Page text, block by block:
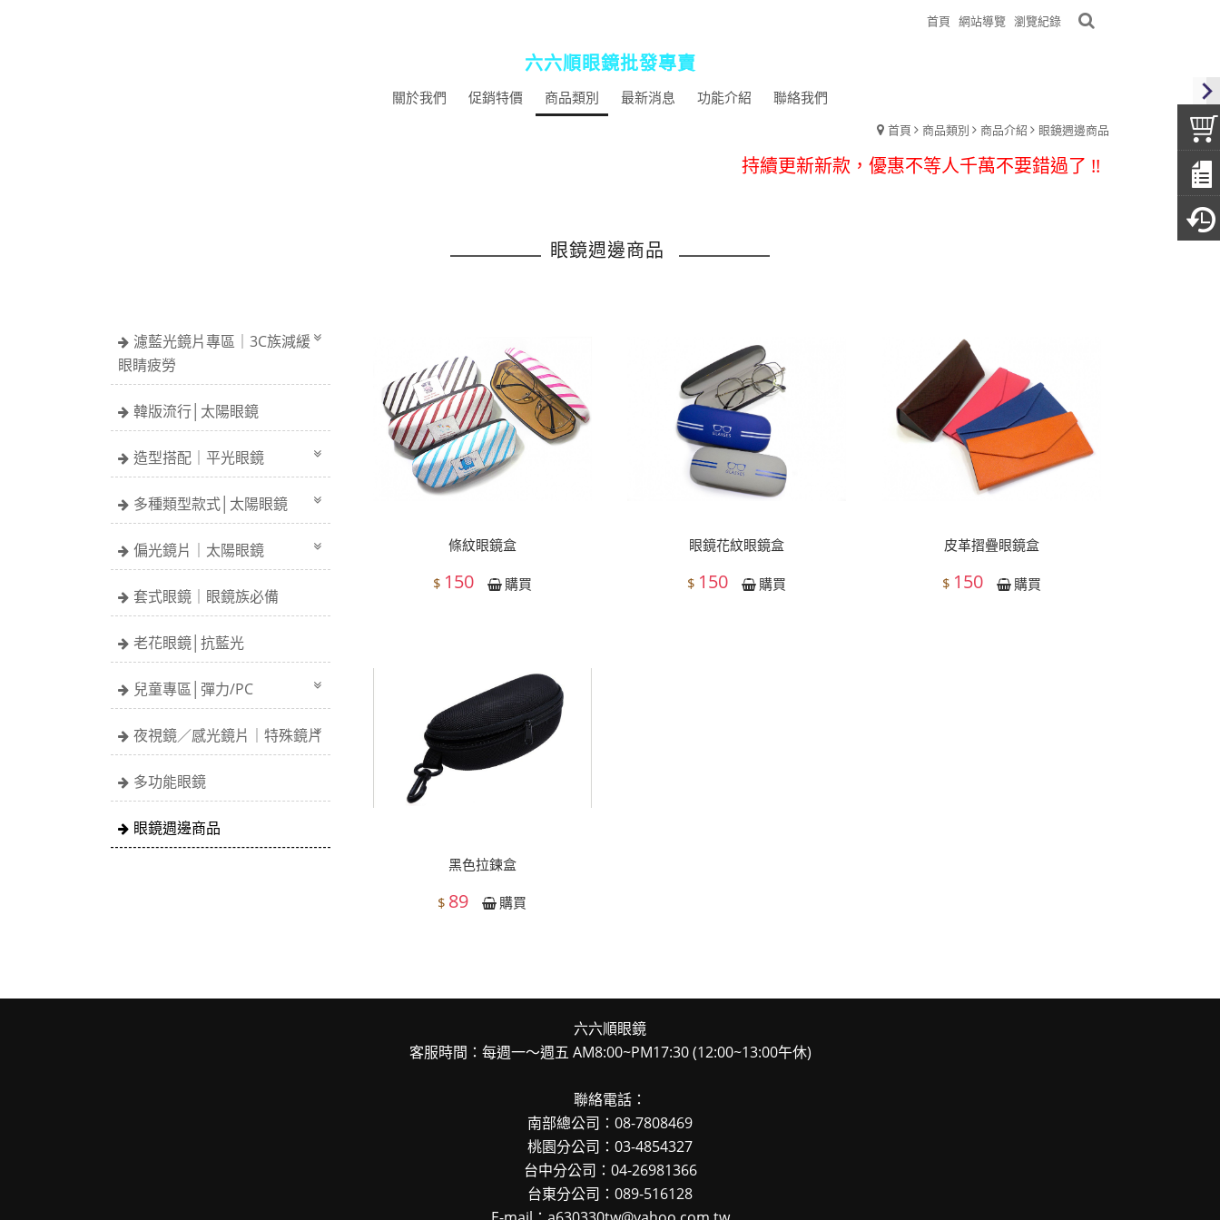
首頁 網站導覽 瀏覽紀錄
六六順眼鏡批發專賣
關於我們 促銷特價 商品類別 最新消息 功能介紹 聯絡我們
首頁 商品類別 商品介紹 眼鏡週邊商品
促銷100元老花~購買三隻免運費~超優惠
持續更新新款，優惠不等人千萬不要錯過了 !!
提供商店批發，亦有眼鏡架等等可供參考
活動快閃~即刻起消費滿$500免運哦
購買眼鏡附贈眼鏡布及眼鏡袋
提供商店批發，亦有眼鏡架等等可供參考
眼鏡週邊商品
濾藍光鏡片專區｜3C族減緩
眼睛疲勞
韓版流行│太陽眼鏡
造型搭配｜平光眼鏡
多種類型款式│太陽眼鏡
偏光鏡片｜太陽眼鏡
套式眼鏡｜眼鏡族必備
老花眼鏡│抗藍光
兒童專區│彈力/PC
夜視鏡／感光鏡片｜特殊鏡片
多功能眼鏡
眼鏡週邊商品
條紋眼鏡盒
$ 150 購買
眼鏡花紋眼鏡盒
$ 150 購買
皮革摺疊眼鏡盒
$ 150 購買
黑色拉鍊盒
$ 89 購買
六六順眼鏡
客服時間：每週一～週五 AM8:00~PM17:30 (12:00~13:00午休)
聯絡電話：
南部總公司：08-7808469
桃園分公司：03-4854327
台中分公司：04-26981366
台東分公司：089-516128